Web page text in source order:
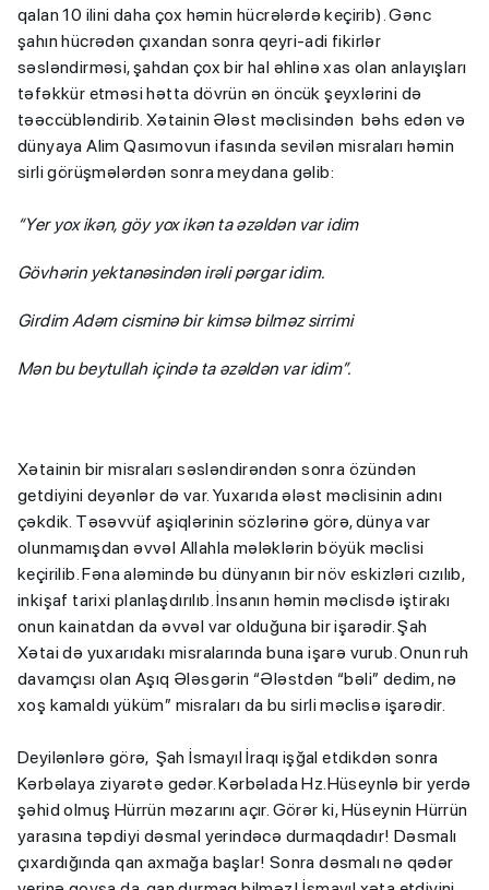
qalan 10 ilini daha çox həmin hücrələrdə keçirib). Gənc
şahın hücrədən çıxandan sonra qeyri-adi fikirlər
səsləndirməsi, şahdan çox bir hal əhlinə xas olan anlayışları
təfəkkür etməsi hətta dövrün ən öncük şeyxlərini də
təəccübləndirib. Xətainin Ələst məclisindən bəhs edən və
dünyaya Alim Qasımovun ifasında sevilən misraları həmin
sirli görüşmələrdən sonra meydana gəlib:
“Yer yox ikən, göy yox ikən ta əzəldən var idim
Gövhərin yektanəsindənirəli pərgar idim.
Girdim Adəm cisminə bir kimsə bilməz sirrimi
Mən bu beytullah içində ta əzəldən var idim”.
Xətainin bir misraları səsləndirəndən sonra özündən
getdiyini deyənlər də var. Yuxarıda ələst məclisinin adını
çəkdik. Təsəvvüf aşiqlərinin sözlərinə görə, dünya var
olunmamışdan əvvəl Allahla mələklərin böyük məclisi
keçirilib. Fəna aləmində bu dünyanın bir növ eskizləri cızılıb,
inkişaf tarixi planlaşdırılıb. İnsanın həmin məclisdə iştirakı
onun kainatdan da əvvəl var olduğuna bir işarədir. Şah
Xətai də yuxarıdakı misralarında buna işarə vurub. Onun ruh
davamçısı olan Aşıq Ələsgərin “Ələstdən “bəli” dedim, nə
xoş kamaldı yüküm” misraları da bu sirli məclisə işarədir.
Deyilənlərə görə, Şah İsmayıl İraqı işğal etdikdən sonra
Kərbəlaya ziyarətə gedər. Kərbəlada Hz.Hüseynlə bir yerdə
şəhid olmuş Hürrün məzarını açır. Görər ki, Hüseynin Hürrün
yarasına təpdiyi dəsmal yerindəcə durmaqdadır! Dəsmalı
çıxardığında qan axmağa başlar! Sonra dəsmalı nə qədər